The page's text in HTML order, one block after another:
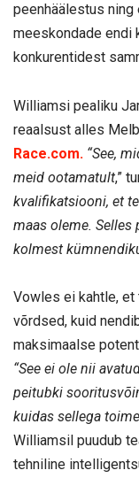
peenhäälestus
meeskondade endi
konkurentidest
Williamsi pealiku
reaalsust alles
Race.com. “See,
meid ootamatult,”
kvalifikatsiooni, et
maas oleme.
kolmest
Vowles ei kahtle, et
võrdsed, kuid
maksimaalse
“See ei ole nii
peitubki
kuidas sellega
Williamsil puudub
tehniline